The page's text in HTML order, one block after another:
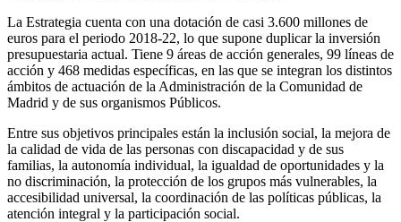
La Estrategia cuenta con una dotación de casi 3.600 millones de
euros para el periodo 2018-22, lo que supone duplicar la inversión
presupuestaria actual. Tiene 9 áreas de acción generales, 99 líneas de
acción y 468 medidas específicas, en las que se integran los distintos
ámbitos de actuación de la Administración de la Comunidad de
Madrid y de sus organismos Públicos.
Entre sus objetivos principales están la inclusión social, la mejora de
la calidad de vida de las personas con discapacidad y de sus
familias, la autonomía individual, la igualdad de oportunidades y la
no discriminación, la protección de los grupos más vulnerables, la
accesibilidad universal, la coordinación de las políticas públicas, la
atención integral y la participación social.